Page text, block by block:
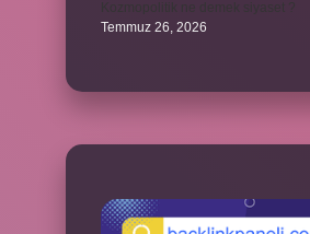
Temmuz 26, 2026